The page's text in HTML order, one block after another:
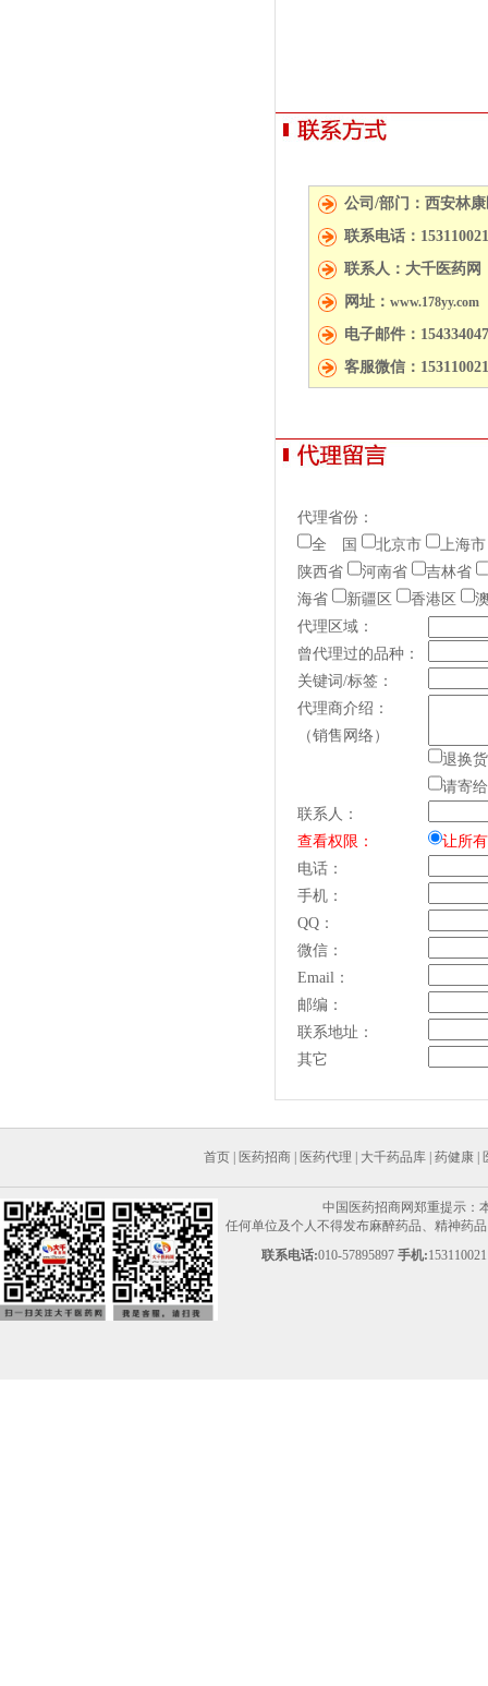
公司/部门：西安林
联系电话：
联系人：大千医药网
网址： www.178yy.com
电子邮件：
客服微信：
代理省份：
全 国
北京市
上海市
陕西省
河南省
吉林省
海省
新疆区 香港区
代理区域：
曾代理过的品种：
关键词/标签：
代理商介绍：
（销售网络）
退换
请寄
联系人：
查看权限：
让所
电话：
手机：
QQ：
微信：
Email：
邮编：
联系地址：
其它
首页| 医药招商| 医药代理 大千药品库| 药健康|
中国医药招商网郑重提示：
任何单位及个人不得发布麻醉药品、精神药
联系电话:010-57895897 手机: